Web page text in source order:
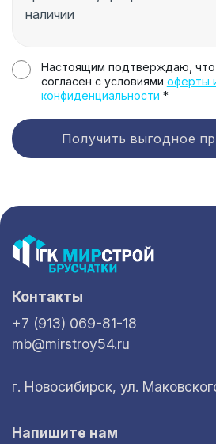
Настоящим подтверждаю, что
согласен с условиями оферты
конфиденциальности *
Получить выгодное
Контакты
+7 (913) 069-81-18
mb@mirstroy54.ru
г. Новосибирск, ул.
Напишите нам